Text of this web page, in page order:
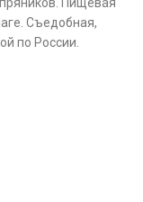
Съедобная,
по России.